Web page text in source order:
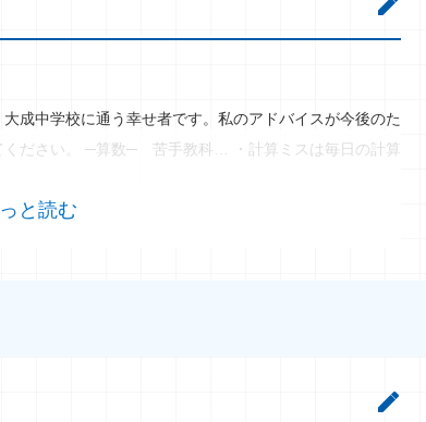
成中学校に通う幸せ者です。私のアドバイスが今後のた
ください。 ─算数─ 苦手教科… ・計算ミスは毎日の計算